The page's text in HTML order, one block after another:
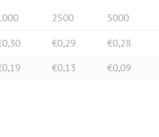
2500 5000
€0,29
€0,28
€0,13 €0,09